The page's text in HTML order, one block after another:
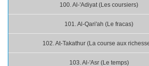
100. Al-'Adiyat (Les coursiers)
101. Al-Qari'ah (Le fracas)
102. At-Takathur (La course aux
103. Al-'Asr (Le temps)